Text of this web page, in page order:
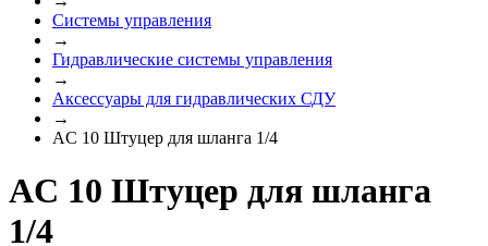
Системы управления
→
Гидравлические системы управления
→
Аксессуары для гидравлических СДУ
→
AC 10 Штуцер для шланга 1/4
AC 10 Штуцер для шланга
1/4